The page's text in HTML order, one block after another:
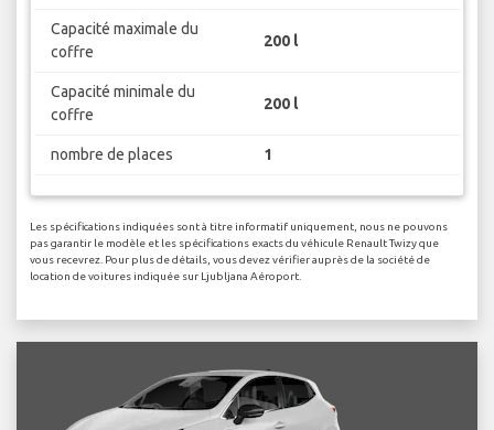
Capacité maximale du
coffre
200 l
Capacité minimale du
coffre
200 l
nombre de places 1
Les spécifications indiquées sont à titre informatif uniquement, nous ne pouvons
pas garantir le modèle et les spécifications exacts du véhicule Renault Twizy que
vous recevrez. Pour plus de détails, vous devez vérifier auprès de la société de
location de voitures indiquée sur Ljubljana Aéroport.